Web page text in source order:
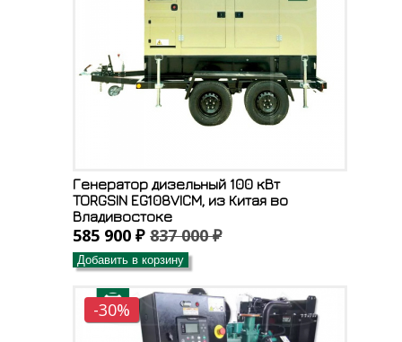
Генератор дизельный 100 кВт
TORGSIN EG108VICM, из Китая во
Владивостоке
585 900 ₽ 837 000 ₽
Добавить в корзину
-30%